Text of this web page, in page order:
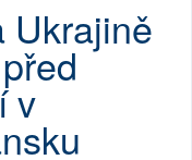
Ukrajině
v